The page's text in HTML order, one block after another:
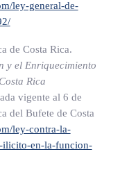
ser declarada por
de
En este caso, el
derecho a su
tenido lugar.
II
ley-general-de-
de Costa Rica.
y el Enriquecimiento
Rica
vigente al 6 de
del Bufete de Costa
ley-contra-la-
ilicito-en-la-funcion-